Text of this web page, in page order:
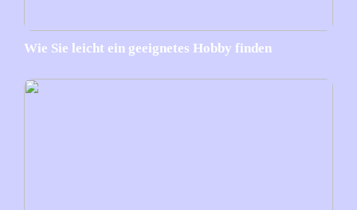
Wie Sie leicht ein geeignetes Hobby finden